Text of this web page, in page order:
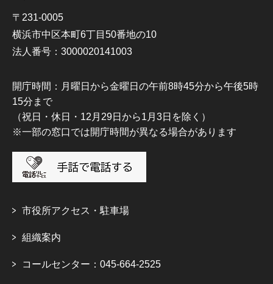
〒231-0005
横浜市中区本町6丁目50番地の10
法人番号：3000020141003
開庁時間：月曜日から金曜日の午前8時45分から午後5時
15分まで
（祝日・休日・12月29日から1月3日を除く）
※一部の窓口では開庁時間が異なる場合があります
市役所アクセス・駐車場
組織案内
コールセンター：045-664-2525